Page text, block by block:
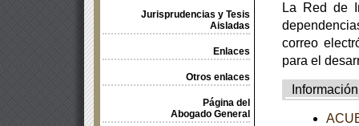
Jurisprudencias y Tesis
Aisladas
Enlaces
Otros enlaces
Página del
Abogado General
La Red de
correo
para el
Información